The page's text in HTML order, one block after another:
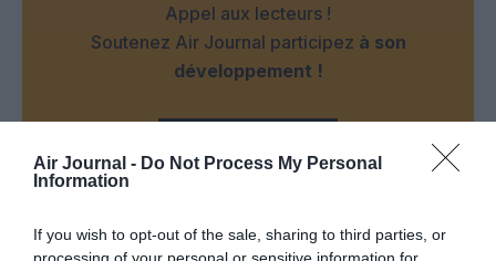
Air Journal - Do Not Process My Personal
Information
If you wish to opt-out of the sale, sharing to third parties, or
Appel aux lecteurs !
Soutenez Air Journal participez à son
développement !